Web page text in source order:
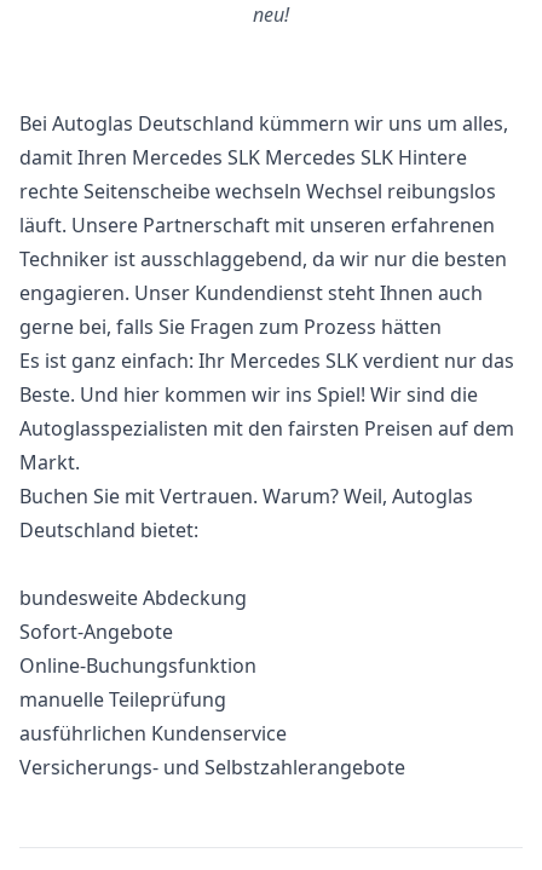
neu!
Bei Autoglas Deutschland kümmern wir uns um alles,
damit Ihren Mercedes SLK Mercedes SLK Hintere
rechte Seitenscheibe wechseln Wechsel reibungslos
läuft. Unsere Partnerschaft mit unseren erfahrenen
Techniker ist ausschlaggebend, da wir nur die besten
engagieren. Unser Kundendienst steht Ihnen auch
gerne bei, falls Sie Fragen zum Prozess hätten
Es ist ganz einfach: Ihr Mercedes SLK verdient nur das
Beste. Und hier kommen wir ins Spiel! Wir sind die
Autoglasspezialisten mit den fairsten Preisen auf dem
Markt.
Buchen Sie mit Vertrauen. Warum? Weil, Autoglas
Deutschland bietet:
bundesweite Abdeckung
Sofort-Angebote
Online-Buchungsfunktion
manuelle Teileprüfung
ausführlichen Kundenservice
Versicherungs- und Selbstzahlerangebote